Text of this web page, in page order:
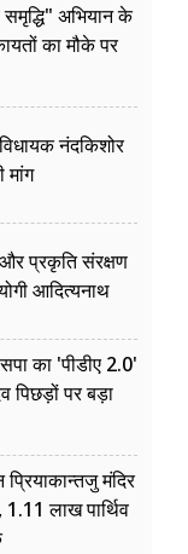
अभियान के
का मौके पर
नंदकिशोर
मांग
प्रकृति संरक्षण
आदित्यनाथ
का 'पीडीए 2.0'
पिछड़ों पर बड़ा
मंदिर
1.11 लाख पार्थिव